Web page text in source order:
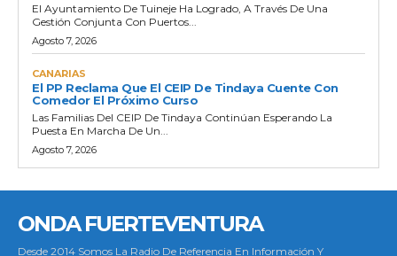
El Ayuntamiento De Tuineje Ha Logrado, A Través De Una
Gestión Conjunta Con Puertos...
Agosto 7, 2026
CANARIAS
El PP Reclama Que El CEIP De Tindaya Cuente Con
Comedor El Próximo Curso
Las Familias Del CEIP De Tindaya Continúan Esperando La
Puesta En Marcha De Un...
Agosto 7, 2026
ONDA FUERTEVENTURA
Desde 2014 Somos La Radio De Referencia En Información Y